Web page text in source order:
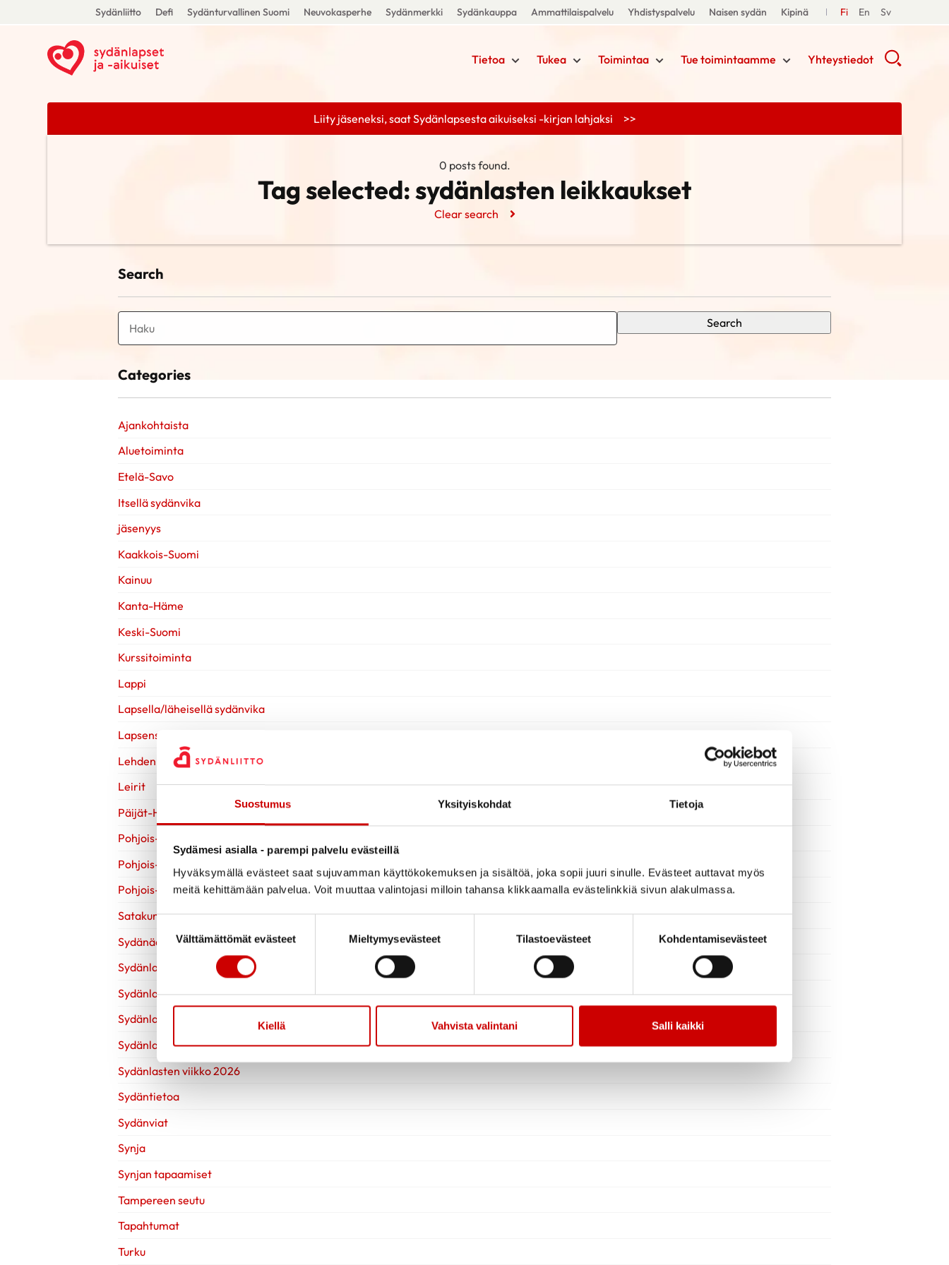
Suostumus Yksityiskohdat Tietoja
Sydämesi asialla - parempi palvelu evästeillä
Hyväksymällä evästeet saat sujuvamman käyttökokemuksen ja sisältöä, joka sopii juuri sinulle. Evästeet auttavat myös
meitä kehittämään palvelua. Voit muuttaa valintojasi milloin tahansa klikkaamalla evästelinkkiä sivun alakulmassa.
Välttämättömät evästeet
Mieltymysevästeet Tilastoevästeet Kohdentamisevästeet
Kiellä Vahvista valintani Salli kaikki
Sydänliitto Defi Sydänturvallinen Suomi Neuvokasperhe Sydänmerkki Sydänkauppa Ammattilaispalvelu Yhdistyspalvelu Naisen sydän Kipinä Fi En Sv
Tietoa Tukea Toimintaa Tue toimintaamme Yhteystiedot
Liity jäseneksi, saat Sydänlapsesta aikuiseksi -kirjan lahjaksi >>
0 posts found.
Tag selected:sydänlasten leikkaukset
Clear search
Search
Search
Categories
Ajankohtaista
Aluetoiminta
Etelä-Savo
Itsellä sydänvika
jäsenyys
Kaakkois-Suomi
Kainuu
Kanta-Häme
Keski-Suomi
Kurssitoiminta
Lappi
Lapsella/läheisellä sydänvika
Lapsensa menettänyt
Lehden artikkelit
Leirit
Päijät-Häme
Pohjois-Karjala
Pohjois-Pohjanmaa
Pohjois-Savo
Satakunta
Sydänääniä
Sydänlasten viikko 2022
Sydänlasten viikko 2023
Sydänlasten viikko 2024
Sydänlasten viikko 2025
Sydänlasten viikko 2026
Sydäntietoa
Sydänviat
Synja
Synjan tapaamiset
Tampereen seutu
Tapahtumat
Turku